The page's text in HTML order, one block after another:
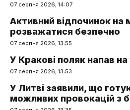
07 серпня 2026, 14:07
Активний відпочинок на
розважатися безпечно
07 серпня 2026, 13:55
У Кракові поляк напав на
07 серпня 2026, 13:53
У Литві заявили, що
можливих провокацій з